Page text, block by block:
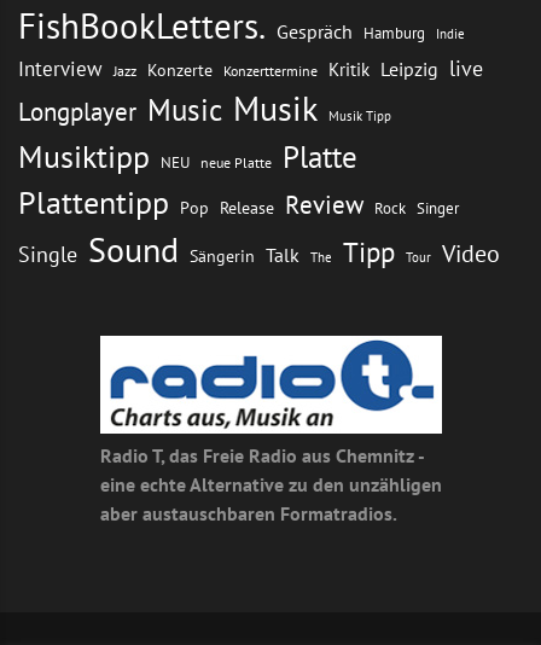
FishBookLetters. Gespräch Hamburg Indie
Interview Jazz Konzerte Konzerttermine Kritik Leipzig live
Longplayer Music Musik Musik Tipp
Musiktipp NEU neue Platte Platte
Plattentipp Pop Release Review Rock Singer
Single Sound Sängerin Talk The Tipp Tour Video
Radio T, das Freie Radio aus Chemnitz -
eine echte Alternative zu den unzähligen
aber austauschbaren Formatradios.